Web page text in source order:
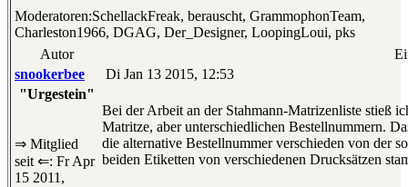
Moderatoren:SchellackFreak, berauscht, GrammophonTeam,
Charleston1966, DGAG, Der_Designer, LoopingLoui, pks
Autor
snookerbee
Di Jan 13 2015, 12:53
"Urgestein"
⇒ Mitglied
seit ⇐: Fr Apr
15 2011,
Bei der Arbeit an der Stahmann-Matrizenliste stieß
Matritze, aber unterschiedlichen Bestellnummern.
die alternative Bestellnummer verschieden von der
beiden Etiketten von verschiedenen Drucksätzen